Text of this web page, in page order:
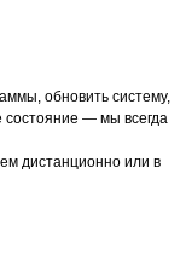
обновить систему,
состояние — мы всегда
дистанционно или в